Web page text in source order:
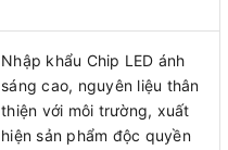
Nhập khẩu Chip LED ánh
sáng cao, nguyên liệu thân
thiện với môi trường, xuất
hiện sản phẩm độc quyền